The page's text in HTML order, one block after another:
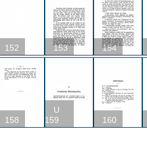
152 153 154
158
U
159
160